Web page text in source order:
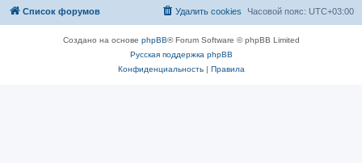
Список форумов Часовой пояс: UTC+03:00
Удалить cookies
Создано на основе phpBB® Forum Software © phpBB Limited
Русская поддержка phpBB
Конфиденциальность| Правила